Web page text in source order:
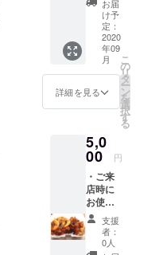
ださい *
有効期
限は
2022年
10月31
日、但
しコロ
事態発
生時は
期限の
延長対
応させ
て頂き
ます。
チキン
＆シュ
リンプ
コンボ
プレー
トまた
は、
ガー
ンププ
レート
どちら
か１
つ） ・
サン
キュー
カード *
ご支援
お届
け予
定：
2020
年09
月
詳細を見る
こ
の
リ
タ
ー
ン
を
選
択
す
る
5,0
00 円
・ご来
店時に
お使い
頂ける
クーポ
ン券
支援
者：
0人